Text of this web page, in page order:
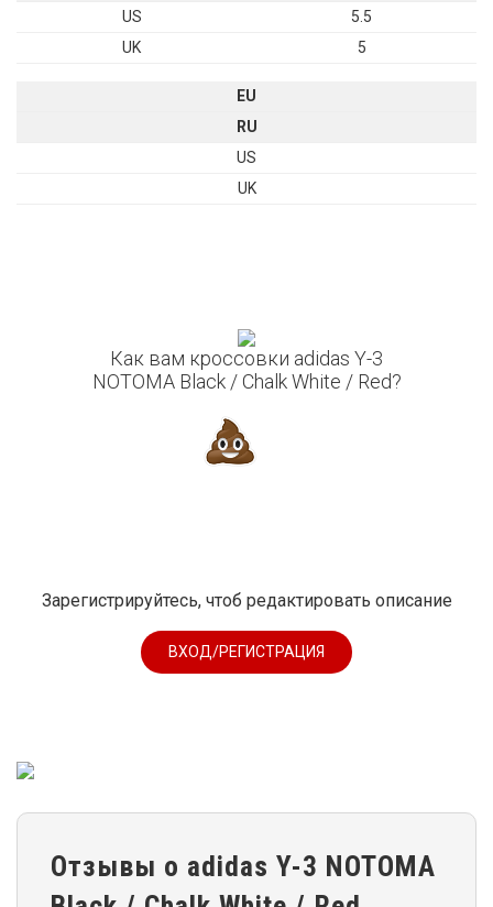
US
5.5
UK
5
EU
RU
US
UK
Как вам кроссовки adidas Y-3
NOTOMA Black / Chalk White / Red?
Зарегистрируйтесь, чтоб редактировать описание
ВХОД/РЕГИСТРАЦИЯ
Отзывы о adidas Y-3 NOTOMA